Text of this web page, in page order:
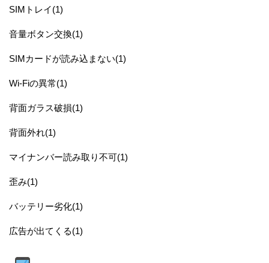
SIMトレイ(1)
音量ボタン交換(1)
SIMカードが読み込まない(1)
Wi-Fiの異常(1)
背面ガラス破損(1)
背面外れ(1)
マイナンバー読み取り不可(1)
歪み(1)
バッテリー劣化(1)
広告が出てくる(1)